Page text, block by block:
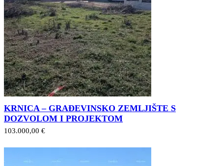
KRNICA – GRAĐEVINSKO ZEMLJIŠTE S
DOZVOLOM I PROJEKTOM
103.000,00 €